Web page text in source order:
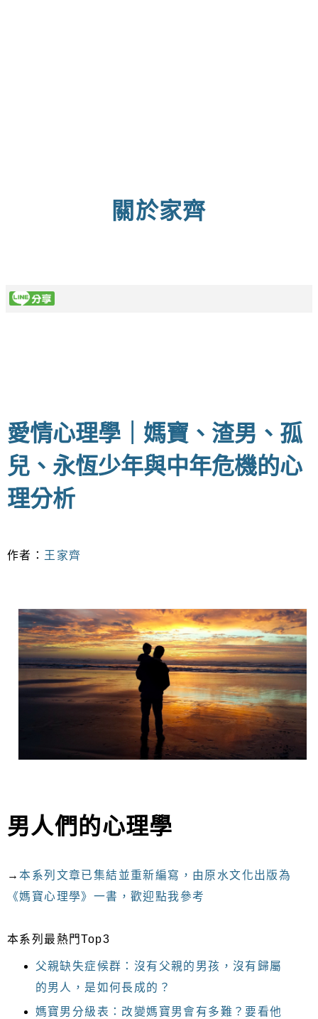
關於家齊
愛情心理學｜媽寶、渣男、孤
兒、永恆少年與中年危機的心
理分析
作者： 王家齊
男人們的心理學
→本系列文章已集結並重新編寫，由原水文化出版為
《媽寶心理學》一書，歡迎點我參考
本系列最熱門Top3
父親缺失症候群 ：沒有父親的男孩，沒有歸屬
的男人，是如何長成的？
媽寶男分級表：改變媽寶男會有多難？要看他